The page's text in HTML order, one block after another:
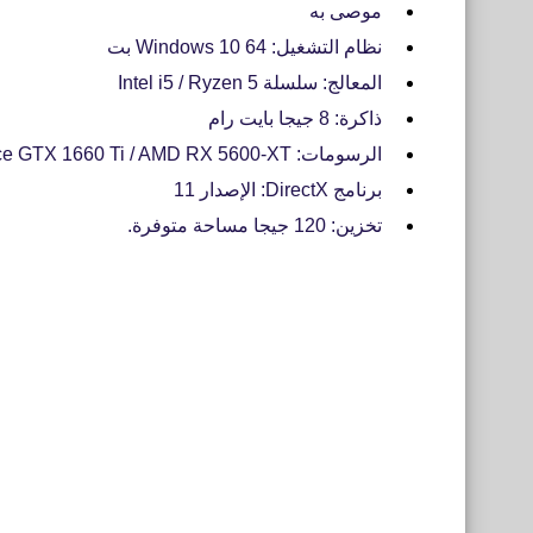
موصى به
نظام التشغيل: Windows 10 64 بت
المعالج: سلسلة Intel i5 / Ryzen 5
ذاكرة: 8 جيجا بايت رام
الرسومات: Nvidia GeForce GTX 1660 Ti / AMD RX 5600-XT
برنامج DirectX: الإصدار 11
تخزين: 120 جيجا مساحة متوفرة.